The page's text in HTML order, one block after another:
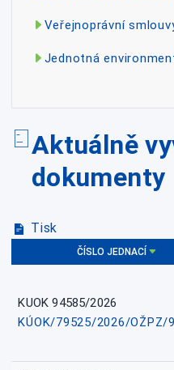
Veřejnoprávní
Jednotná
Aktuálně
dokumenty
Tisk
ČÍSLO JEDNACÍ
KUOK 94585/2026
KÚOK/79525/2026/OŽPZ/